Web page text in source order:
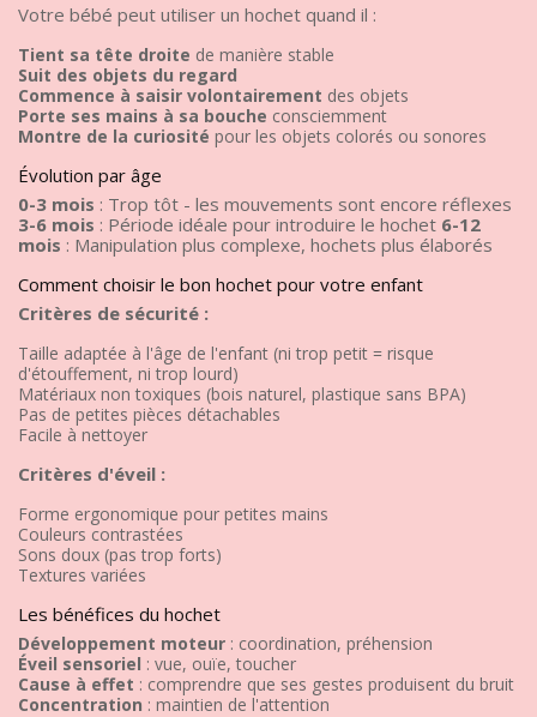
Votre bébé peut utiliser un hochet quand il :
Tient sa tête droite de manière stable
Suit des objets du regard
Commence à saisir volontairement des objets
Porte ses mains à sa bouche consciemment
Montre de la curiosité pour les objets colorés ou sonores
Évolution par âge
0-3 mois : Trop tôt - les mouvements sont encore réflexes
3-6 mois : Période idéale pour introduire le hochet 6-12
mois : Manipulation plus complexe, hochets plus élaborés
Comment choisir le bon hochet pour votre enfant
Critères de sécurité :
Taille adaptée à l'âge de l'enfant (ni trop petit = risque
d'étouffement, ni trop lourd)
Matériaux non toxiques (bois naturel, plastique sans BPA)
Pas de petites pièces détachables
Facile à nettoyer
Critères d'éveil :
Forme ergonomique pour petites mains
Couleurs contrastées
Sons doux (pas trop forts)
Textures variées
Les bénéfices du hochet
Développement moteur : coordination, préhension
Éveil sensoriel : vue, ouïe, toucher
Cause à effet : comprendre que ses gestes produisent du bruit
Concentration : maintien de l'attention